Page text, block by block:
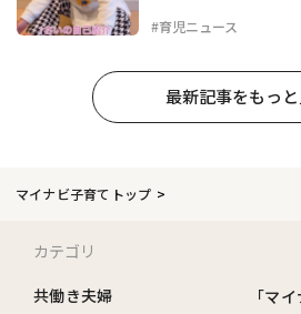
#育児ニュース
最新記事をもっ
マイナビ子育てトップ
カテゴリ
共働き夫婦
「マ